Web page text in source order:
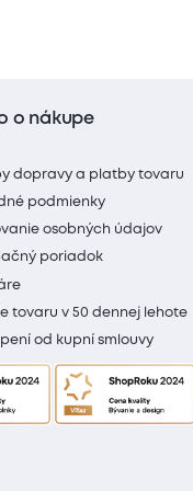
o nákupe
dopravy a platby tovaru
podmienky
osobných údajov
poriadok
tovaru v 50 dennej lehote
od kupní smlouvy